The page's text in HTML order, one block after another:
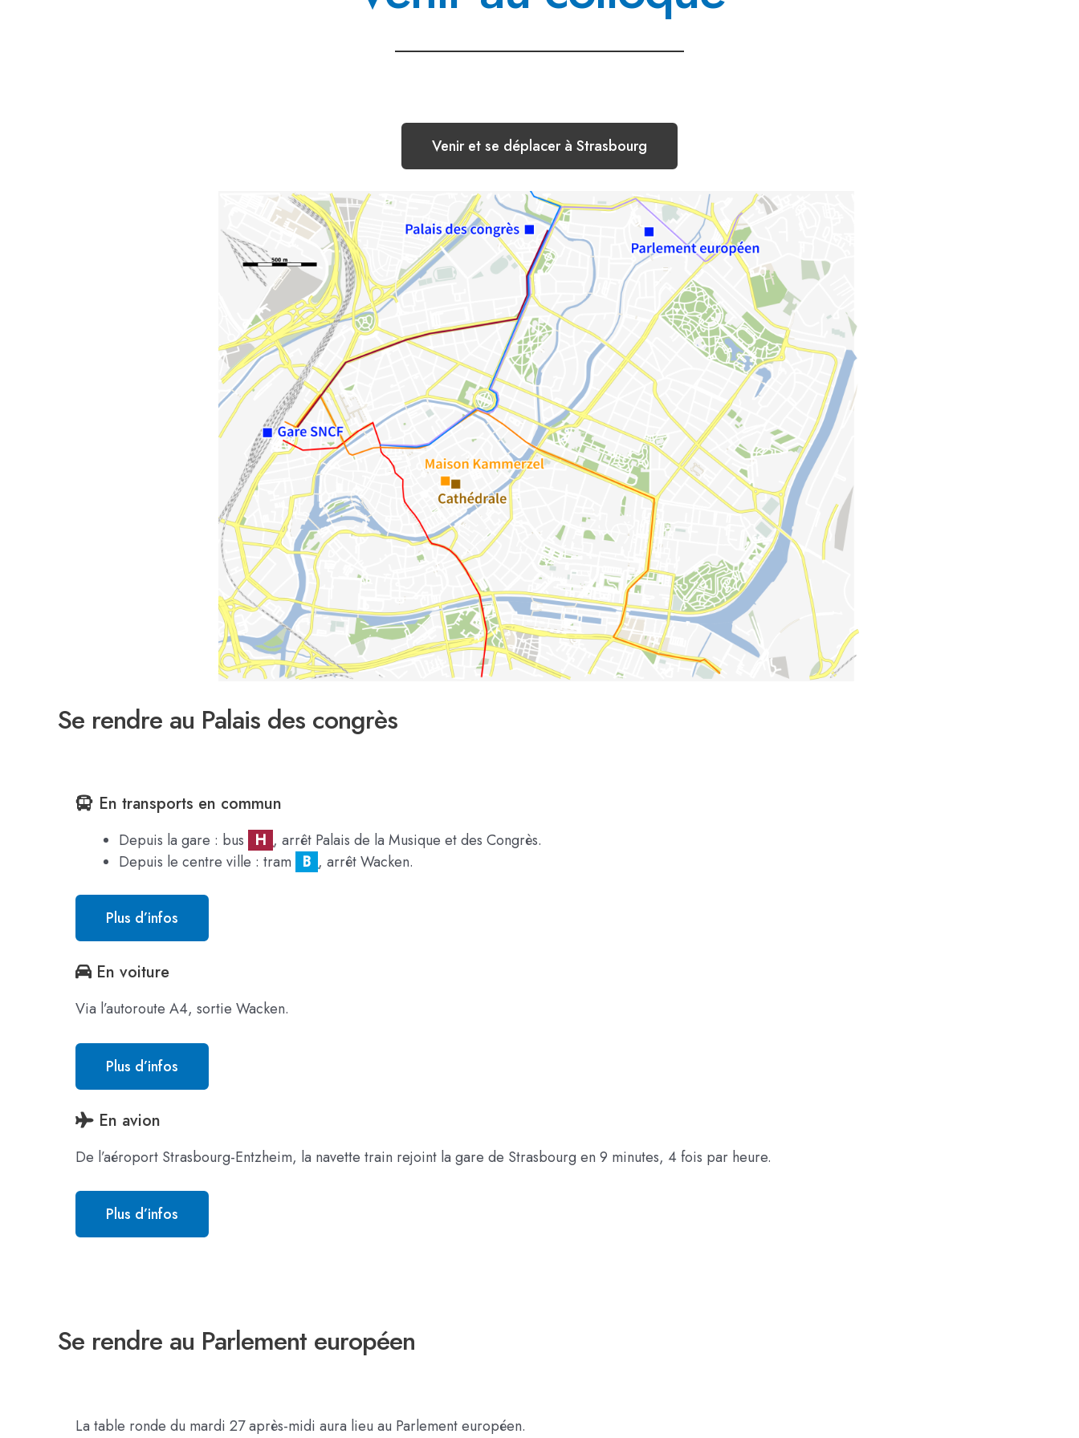
Venir et se déplacer à Strasbourg
Se rendre au Palais des congrès
En transports en commun
Depuis la gare : bus H , arrêt Palais de la Musique et des Congrès.
Depuis le centre ville : tram
B , arrêt Wacken.
Plus d’infos
En voiture
Via l’autoroute A4, sortie Wacken.
Plus d’infos
En avion
De l’aéroport Strasbourg-Entzheim, la navette train rejoint la gare de Strasbourg en 9 minutes, 4 fois par heure.
Plus d’infos
Se rendre au Parlement européen
La table ronde du mardi 27 après-midi aura lieu au Parlement européen.